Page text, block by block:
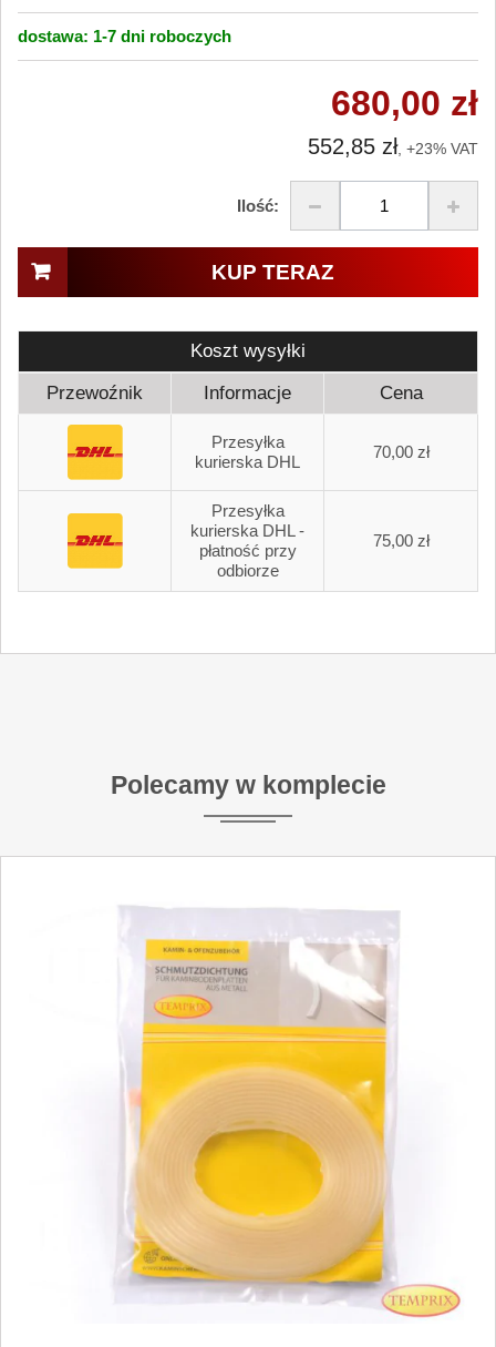
dostawa: 1-7 dni roboczych
680,00 zł
552,85 zł, +23% VAT
Ilość:
KUP TERAZ
Koszt wysyłki
Przewoźnik
Informacje Cena
Przesyłka
kurierska DHL
70,00 zł
Przesyłka
kurierska DHL -
płatność przy
odbiorze
75,00 zł
Polecamy w komplecie